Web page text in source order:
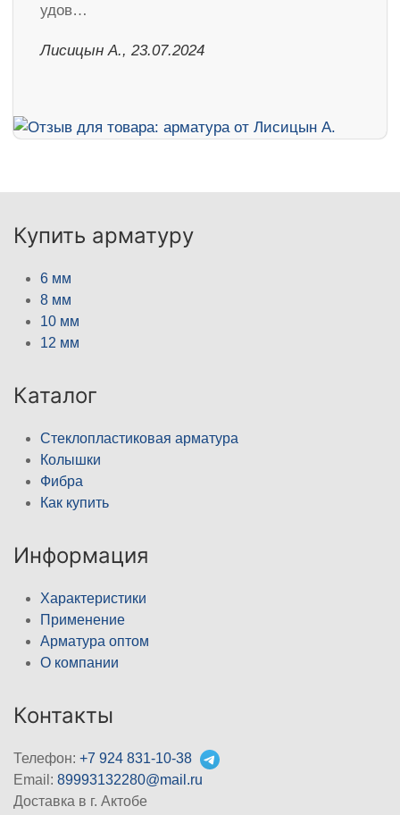
удов…
Лисицын А., 23.07.2024
Купить арматуру
6 мм
8 мм
10 мм
12 мм
Каталог
Стеклопластиковая арматура
Колышки
Фибра
Как купить
Информация
Характеристики
Применение
Арматура оптом
О компании
Контакты
Телефон: +7 924 831-10-38
Email: 89993132280@mail.ru
Доставка в г. Актобе